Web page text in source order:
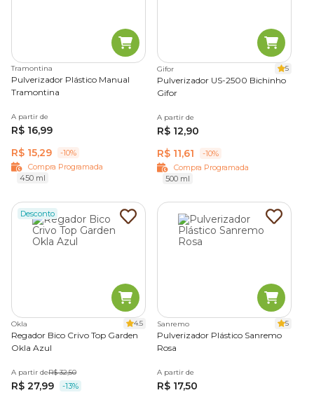
Tramontina
Pulverizador Plástico Manual
Tramontina
A partir de
R$ 16,99
R$ 15,29
-10%
Compra Programada
450 ml
Gifor 5
Pulverizador US-2500 Bichinho
Gifor
A partir de
R$ 12,90
R$ 11,61
-10%
Compra Programada
500 ml
Desconto
Okla 4.5
Regador Bico Crivo Top Garden
Okla Azul
A partir deR$ 32,50
R$ 27,99 -13%
Sanremo 5
Pulverizador Plástico Sanremo
Rosa
A partir de
R$ 17,50